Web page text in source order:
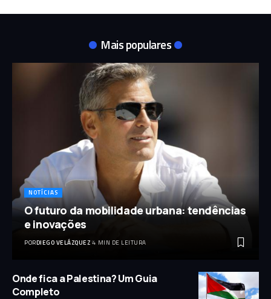
Mais populares
NOTÍCIAS
O futuro da mobilidade urbana: tendências
e inovações
PORDIEGO VELÁZQUEZ 4 MIN DE LEITURA
Onde fica a Palestina? Um Guia
Completo